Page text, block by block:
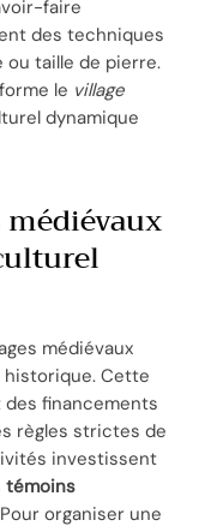
faire
des techniques
ou taille de pierre.
le village
dynamique
médiévaux
médiévaux
Cette
financements
règles strictes de
investissent
témoins
organiser une